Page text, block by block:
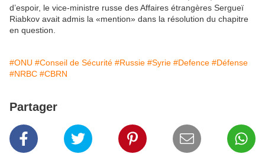
d’espoir, le vice-ministre russe des Affaires étrangères Sergueï
Riabkov avait admis la «mention» dans la résolution du chapitre
en question.
#ONU #Conseil de Sécurité #Russie #Syrie #Defence #Défense
#NRBC #CBRN
Partager